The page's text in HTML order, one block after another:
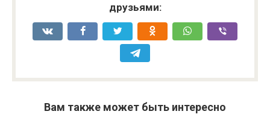
друзьями:
Вам также может быть интересно